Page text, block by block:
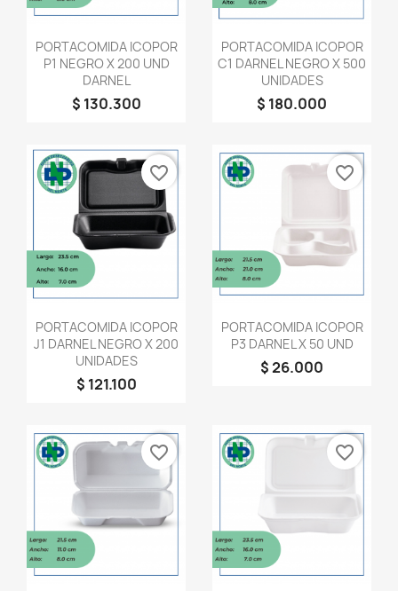
Vista rápida
PORTACOMIDA ICOPOR
P1 NEGRO X 200 UND
DARNEL
$ 130.300
Vista rápida
PORTACOMIDA ICOPOR
C1 DARNEL NEGRO X 500
UNIDADES
$ 180.000
Vista rápida
PORTACOMIDA ICOPOR
J1 DARNEL NEGRO X 200
UNIDADES
$ 121.100
favorite_border
Vista rápida
PORTACOMIDA ICOPOR
P3 DARNEL X 50 UND
$ 26.000
favorite_border
favorite_border favorite_border